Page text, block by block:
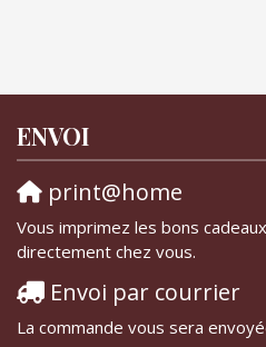
ENVOI
print@home
Vous imprimez les bons
directement chez vous.
Envoi par courrier
La commande vous sera